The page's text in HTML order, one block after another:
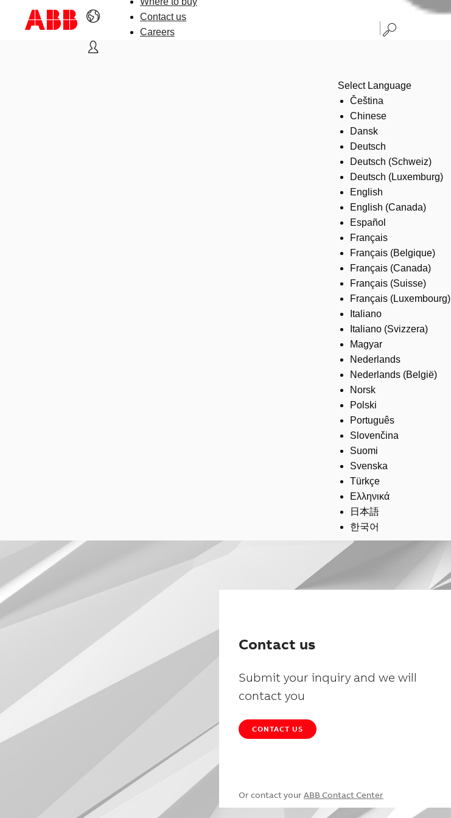
Contact us
Careers
Select Language
Čeština
Chinese
Dansk
Deutsch
Deutsch (Schweiz)
Deutsch (Luxemburg)
English
English (Canada)
Español
Français
Français (Belgique)
Français (Canada)
Français (Suisse)
Français (Luxembourg)
Italiano
Italiano (Svizzera)
Magyar
Nederlands
Nederlands (België)
Norsk
Polski
Português
Slovenčina
Suomi
Svenska
Türkçe
Ελληνικά
日本語
한국어
Contact us
Submit your inquiry and we will
contact you
CONTACT US
Or contact your ABB Contact Center